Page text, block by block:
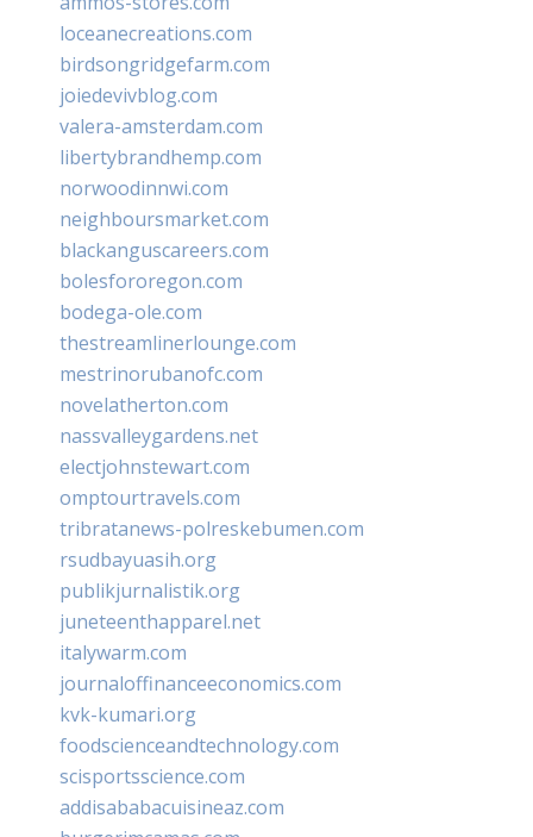
loceanecreations.com
birdsongridgefarm.com
joiedevivblog.com
valera-amsterdam.com
libertybrandhemp.com
norwoodinnwi.com
neighboursmarket.com
blackanguscareers.com
bolesfororegon.com
bodega-ole.com
thestreamlinerlounge.com
mestrinorubanofc.com
novelatherton.com
nassvalleygardens.net
electjohnstewart.com
omptourtravels.com
tribratanews-polreskebumen.com
rsudbayuasih.org
publikjurnalistik.org
juneteenthapparel.net
italywarm.com
journaloffinanceeconomics.com
kvk-kumari.org
foodscienceandtechnology.com
scisportsscience.com
addisababacuisineaz.com